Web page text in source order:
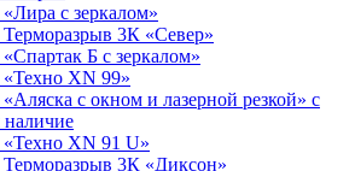
с зеркалом»
Терморазрыв 3К «Север»
Б с зеркалом»
«Техно XN 99»
с окном и лазерной резкой» с
наличие
«Техно XN 91 U»
Терморазрыв 3К «Диксон»